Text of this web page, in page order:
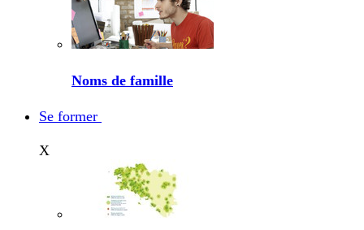
Noms de famille
Se former
X